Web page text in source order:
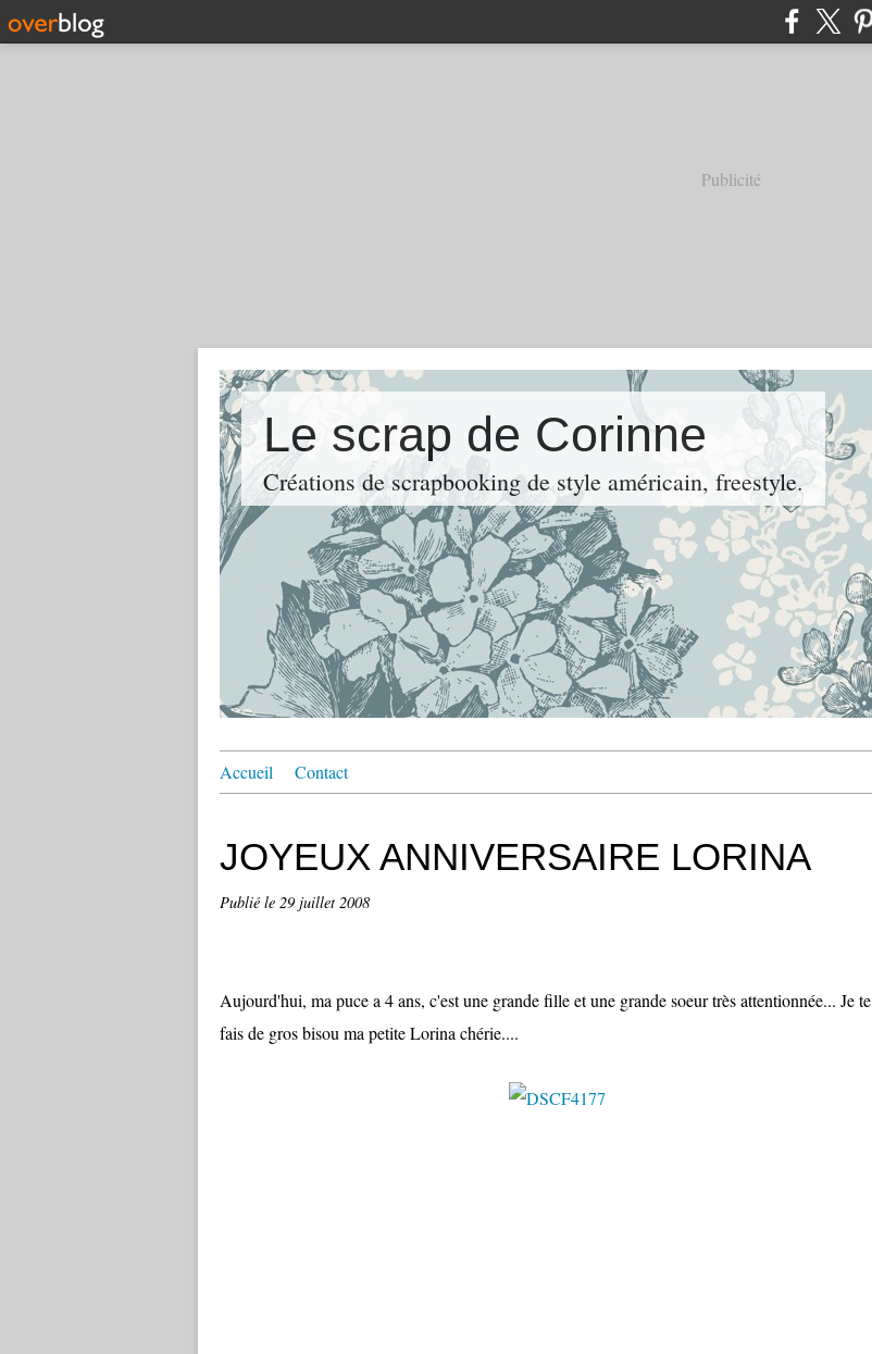
Publicité
Le scrap de Corinne
Créations de scrapbooking de style américain, freestyle.
Accueil Contact
JOYEUX ANNIVERSAIRE LORINA
Publié le 29 juillet 2008
Aujourd'hui, ma puce a 4 ans, c'est une grande fille et une grande soeur très attentionnée... Je te
fais de gros bisou ma petite Lorina chérie....